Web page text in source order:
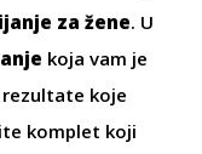
za žene. U
koja vam je
koje
komplet koji